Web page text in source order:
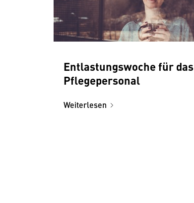
Ent­lastungs­woche für das
Pflege­personal
Weiterlesen